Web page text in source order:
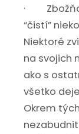
·
“čistí”
Niektoré
na svojich
ako s
všetko
Okrem